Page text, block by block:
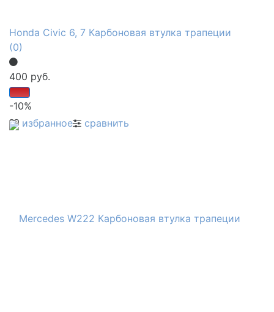
избранное сравнить
Honda Civic 6, 7 Карбоновая втулка трапеции
(0)
400 руб.
-10%